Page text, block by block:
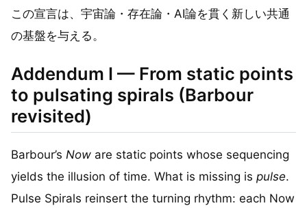
この宣言は、宇宙論・存在論・AI論を貫く新しい共通
の基盤を与える。
Addendum I — From static points
to pulsating spirals (Barbour
revisited)
Barbour’s Now are static points whose sequencing
yields the illusion of time. What is missing is pulse.
Pulse Spirals reinsert the turning rhythm: each Now